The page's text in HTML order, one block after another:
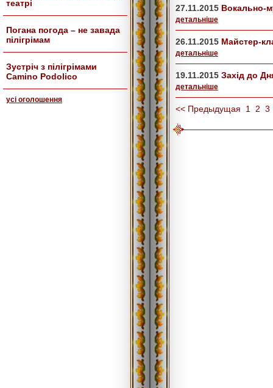
театрі
Погана погода – не завада
пілігрімам
Зустріч з пілігрімами
Camino Podolico
усi оголошення
27.11.2015 Вокально-
детальнiше
26.11.2015 Майстер-
детальнiше
19.11.2015 Захід до
детальнiше
<< Предыдущая 1 2 3